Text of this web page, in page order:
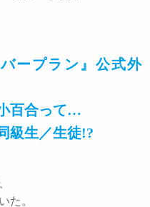
ープラン』公式外
百合って…
級生／生徒!?
た。